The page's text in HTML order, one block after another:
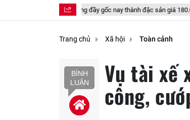
chín rụng đầy gốc nay thành đặc sản giá 180.000 đ/kg, trồng
Trang chủ Xã hội Toàn cảnh
BÌNH
LUẬN
Vụ tài xế
công,